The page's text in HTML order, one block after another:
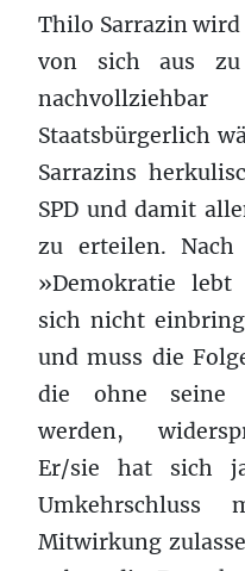
Thilo Sarrazin wird
von sich aus zu
Staatsbürgerlich
Sarrazins
SPD und damit
zu erteilen.
»Demokratie
sich nicht
und muss die
die ohne seine
werden,
Er/sie hat sich
Umkehrschluss
Mitwirkung